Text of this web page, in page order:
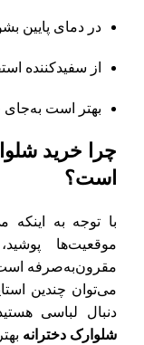
در دمای پایین
از سفیدکننده
بهتر است
چرا خرید
است؟
با توجه به
موقعیت‌ها
مقرون‌به‌صرفه است.
می‌توان چندین
دنبال لباسی
شلوارک دخترانه